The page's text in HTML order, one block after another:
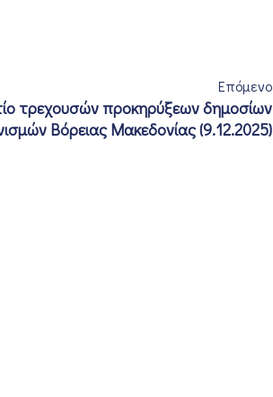
Επόμενο
τρεχουσών προκηρύξεων δημοσίων
Βόρειας Μακεδονίας (9.12.2025)